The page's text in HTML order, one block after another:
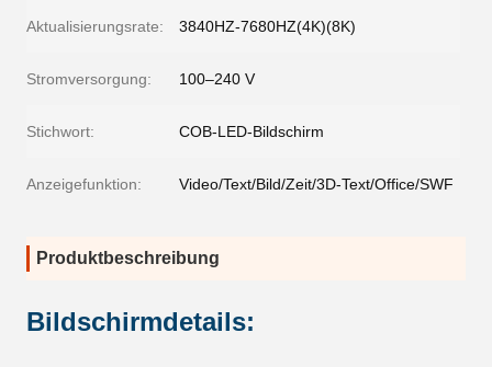
Aktualisierungsrate: 3840HZ-7680HZ(4K)(8K)
Stromversorgung: 100–240 V
Stichwort: COB-LED-Bildschirm
Anzeigefunktion: Video/Text/Bild/Zeit/3D-Text/Office/SWF
Produktbeschreibung
Bildschirmdetails: